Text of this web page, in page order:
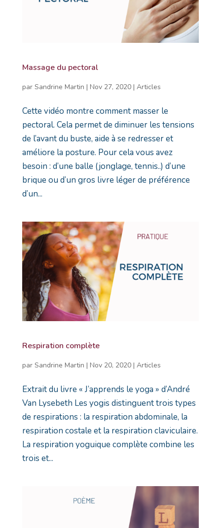
Massage du pectoral
par Sandrine Martin | Nov 27, 2020| Articles
Cette vidéo montre comment masser le
pectoral. Cela permet de diminuer les tensions
de l’avant du buste, aide à se redresser et
améliore la posture. Pour cela vous avez
besoin : d’une balle (jonglage, tennis..) d’une
brique ou d’un gros livre léger de préférence
d’un...
Respiration complète
par Sandrine Martin | Nov 20, 2020| Articles
Extrait du livre « J’apprends le yoga » d’André
Van Lysebeth Les yogis distinguent trois types
de respirations : la respiration abdominale, la
respiration costale et la respiration claviculaire.
La respiration yoguique complète combine les
trois et...